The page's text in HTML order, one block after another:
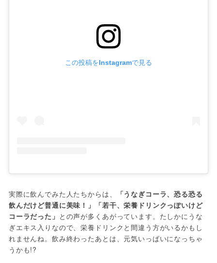
この投稿をInstagramで見る
実際に飲んでみた人たちからは、
「うなぎコーラ、恐る恐る
飲んだけど普通に美味！」「若干、栄養ドリンクっぽいけど
コーラだった」 との声が多くあがっています。たしかにうな
ぎエキス入りなので、栄養ドリンクと間違う方がいるかもし
れませんね。飲み終わったあとは、元気いっぱいになっちゃ
うかも!?